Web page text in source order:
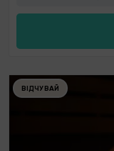
ВІДЧУВАЙ